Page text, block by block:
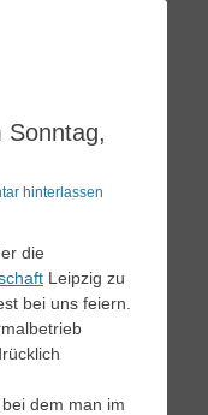
Sonntag,
hinterlassen
die
Leipzig zu
bei uns feiern.
dem man im